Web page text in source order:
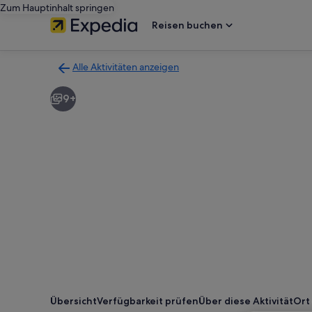
Zum Hauptinhalt springen
Reisen buchen
Alle Aktivitäten anzeigen
zur
Ergebnisseite
9+
ÜbersichtVerfügbarkeit prüfenÜber diese AktivitätOrt